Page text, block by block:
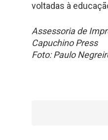
voltadas à
Assessoria de
Capuchino Press
Foto: Paulo